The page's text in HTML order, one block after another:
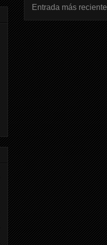
Entrada más reciente